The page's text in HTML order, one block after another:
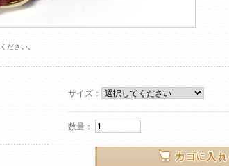
ださい。
サイズ：
数量：